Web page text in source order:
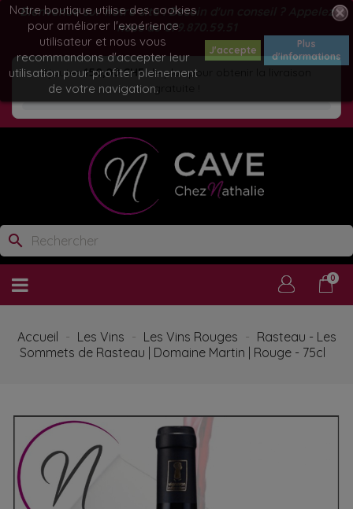
Bienvenue sur notre site ! Besoin d'un conseil ? Appelez
nous au 079.870.59.51
Ajoutez150,00 CHFde plus pour obtenir la livraison
gratuite !
search
Notre boutique utilise des cookies
pour améliorer l'expérience
utilisateur et nous vous
recommandons d'accepter leur
utilisation pour profiter pleinement
de votre navigation.
J'accepte
Plus
d'informations
0
Accueil Les Vins Les Vins Rouges
Rasteau - Les
Sommets de Rasteau | Domaine Martin | Rouge - 75cl